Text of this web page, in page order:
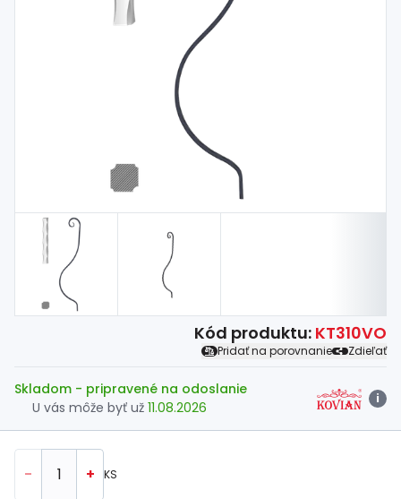
materiál
Kód produktu: KT310VO
Pridať na porovnanie Zdieľať
Skladom - pripravené na odoslanie
U vás môže byť už 11.08.2026
i
- + KS